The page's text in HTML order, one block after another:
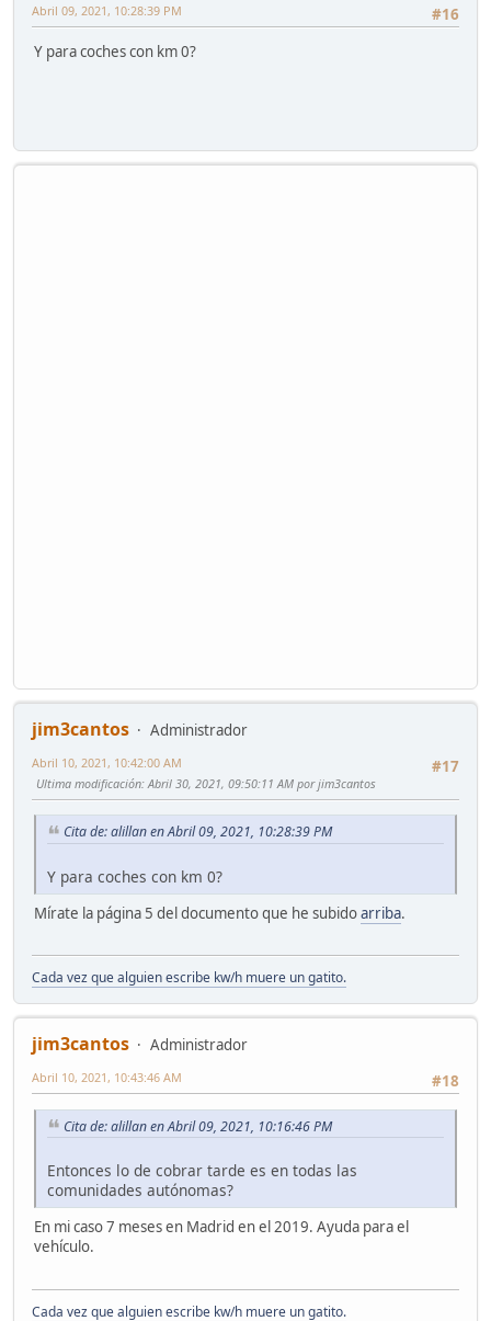
#16
Abril 09, 2021, 10:28:39 PM
Y para coches con km 0?
jim3cantos
Administrador
#17
Abril 10, 2021, 10:42:00 AM
Ultima modificación: Abril 30, 2021, 09:50:11 AM por jim3cantos
Cita de: alillan en Abril 09, 2021, 10:28:39 PM
Y para coches con km 0?
Mírate la página 5 del documento que he subidoarriba.
Cada vez que alguien escribe kw/h muere un gatito.
jim3cantos
Administrador
#18
Abril 10, 2021, 10:43:46 AM
Cita de: alillan en Abril 09, 2021, 10:16:46 PM
Entonces lo de cobrar tarde es en todas las
comunidades autónomas?
En mi caso 7 meses en Madrid en el 2019. Ayuda para el
vehículo.
Cada vez que alguien escribe kw/h muere un gatito.